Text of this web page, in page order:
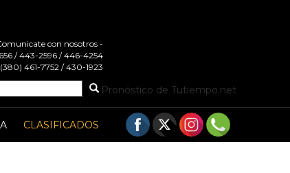
con nosotros -
/ 443-2596 / 446-4254
461-7752 / 430-1923
Pronóstico de Tutiempo.net
CLASIFICADOS